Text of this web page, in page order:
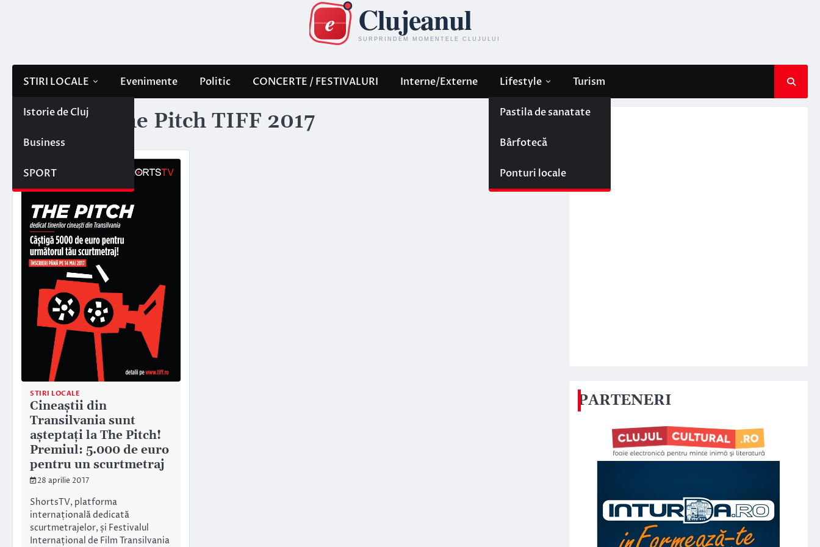
STIRI LOCALE
Istorie de Cluj
Business
SPORT
Evenimente Politic CONCERTE / FESTIVALURI Interne/Externe Lifestyle
Pastila de sanatate
Bârfotecă
Ponturi locale
Turism
Etichetă: The Pitch TIFF 2017
STIRI LOCALE
Cineaștii din
Transilvania sunt
așteptați la The Pitch!
Premiul: 5.000 de euro
pentru un scurtmetraj
28 aprilie 2017
ShortsTV, platforma
internațională dedicată
scurtmetrajelor, și Festivalul
Internațional de Film Transilvania
PARTENERI